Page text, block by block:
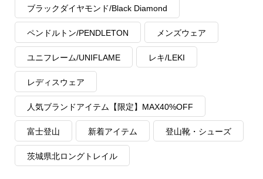
ブラックダイヤモンド/Black Diamond
ペンドルトン/PENDLETON メンズウェア
ユニフレーム/UNIFLAME レキ/LEKI
レディスウェア
人気ブランドアイテム【限定】MAX40%OFF
富士登山 新着アイテム 登山靴・シューズ
茨城県北ロングトレイル